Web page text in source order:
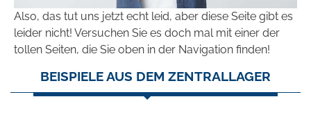
Also, das tut uns jetzt echt leid, aber diese Seite gibt es
leider nicht! Versuchen Sie es doch mal mit einer der
tollen Seiten, die Sie oben in der Navigation finden!
BEISPIELE AUS DEM ZENTRALLAGER